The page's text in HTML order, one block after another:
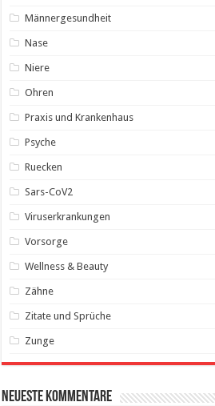
Männergesundheit
Nase
Niere
Ohren
Praxis und Krankenhaus
Psyche
Ruecken
Sars-CoV2
Viruserkrankungen
Vorsorge
Wellness & Beauty
Zähne
Zitate und Sprüche
Zunge
Neueste Kommentare